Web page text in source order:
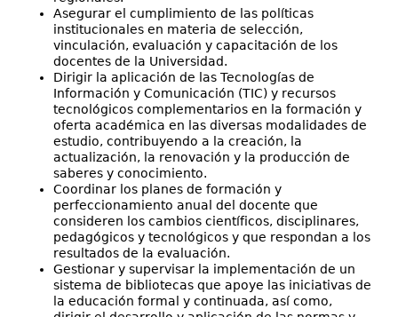
Asegurar el cumplimiento de las políticas
institucionales en materia de selección,
vinculación, evaluación y capacitación de los
docentes de la Universidad.
Dirigir la aplicación de las Tecnologías de
Información y Comunicación (TIC) y recursos
tecnológicos complementarios en la formación y
oferta académica en las diversas modalidades de
estudio, contribuyendo a la creación, la
actualización, la renovación y la producción de
saberes y conocimiento.
Coordinar los planes de formación y
perfeccionamiento anual del docente que
consideren los cambios científicos, disciplinares,
pedagógicos y tecnológicos y que respondan a los
resultados de la evaluación.
Gestionar y supervisar la implementación de un
sistema de bibliotecas que apoye las iniciativas de
la educación formal y continuada, así como,